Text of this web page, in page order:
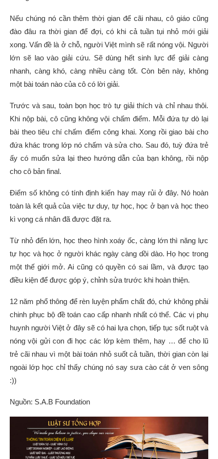
Nếu chúng nó cần thêm thời gian để cãi nhau, cô giáo cũng
đào đâu ra thời gian để đợi, có khi cả tuần tụi nhỏ mới giải
xong. Vấn đề là ở chỗ, người Việt mình sẽ rất nóng vội. Người
lớn sẽ lao vào giải cứu. Sẽ dùng hết sinh lực để giải càng
nhanh, càng khó, càng nhiều càng tốt. Còn bên này, không
một bài toán nào của cô có lời giải.
Trước và sau, toàn bọn học trò tự giải thích và chỉ nhau thôi.
Khi nộp bài, cô cũng không vội chấm điểm. Mỗi đứa tự dò lại
bài theo tiêu chí chấm điểm công khai. Xong rồi giao bài cho
đứa khác trong lớp nó chấm và sửa cho. Sau đó, tuỳ đứa trẻ
ấy có muốn sửa lại theo hướng dẫn của bạn không, rồi nộp
cho cô bản final.
Điểm số không có tính định kiến hay may rủi ở đây. Nó hoàn
toàn là kết quả của việc tư duy, tự học, học ở bạn và học theo
kì vọng cá nhân đã được đặt ra.
Từ nhỏ đến lớn, học theo hình xoáy ốc, càng lớn thì năng lực
tự học và học ở người khác ngày càng dồi dào. Họ học trong
một thế giới mở. Ai cũng có quyền có sai lầm, và được tạo
điều kiện để được góp ý, chỉnh sửa trước khi hoàn thiện.
12 năm phổ thông để rèn luyện phẩm chất đó, chứ không phải
chinh phục bộ đề toán cao cấp nhanh nhất có thể. Các vị phụ
huynh người Việt ở đây sẽ có hai lựa chọn, tiếp tục sốt ruột và
nóng vội gửi con đi học các lớp kèm thêm, hay … để cho lũ
trẻ cãi nhau vì một bài toán nhỏ suốt cả tuần, thời gian còn lại
ngoài lớp học chỉ thấy chúng nó say sưa cào cát ở ven sông
:))
Nguồn: S.A.B Foundation